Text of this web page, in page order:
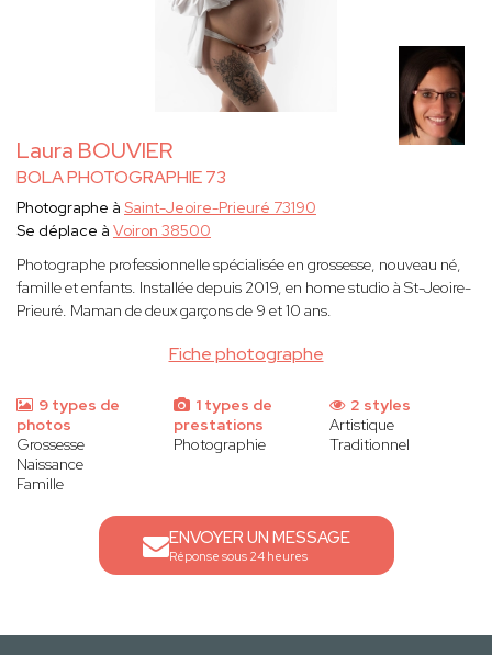
Laura BOUVIER
BOLA PHOTOGRAPHIE 73
Fiche photographe
Photographe à Saint-Jeoire-Prieuré 73190
Se déplace à Voiron 38500
Photographe professionnelle spécialisée en grossesse, nouveau né,
famille et enfants. Installée depuis 2019, en home studio à St-Jeoire-
Prieuré. Maman de deux garçons de 9 et 10 ans.
9 types de
photos
Grossesse
Naissance
Famille
1 types de
prestations
Photographie
2 styles
Artistique
Traditionnel
ENVOYER UN MESSAGE
Réponse sous 24 heures